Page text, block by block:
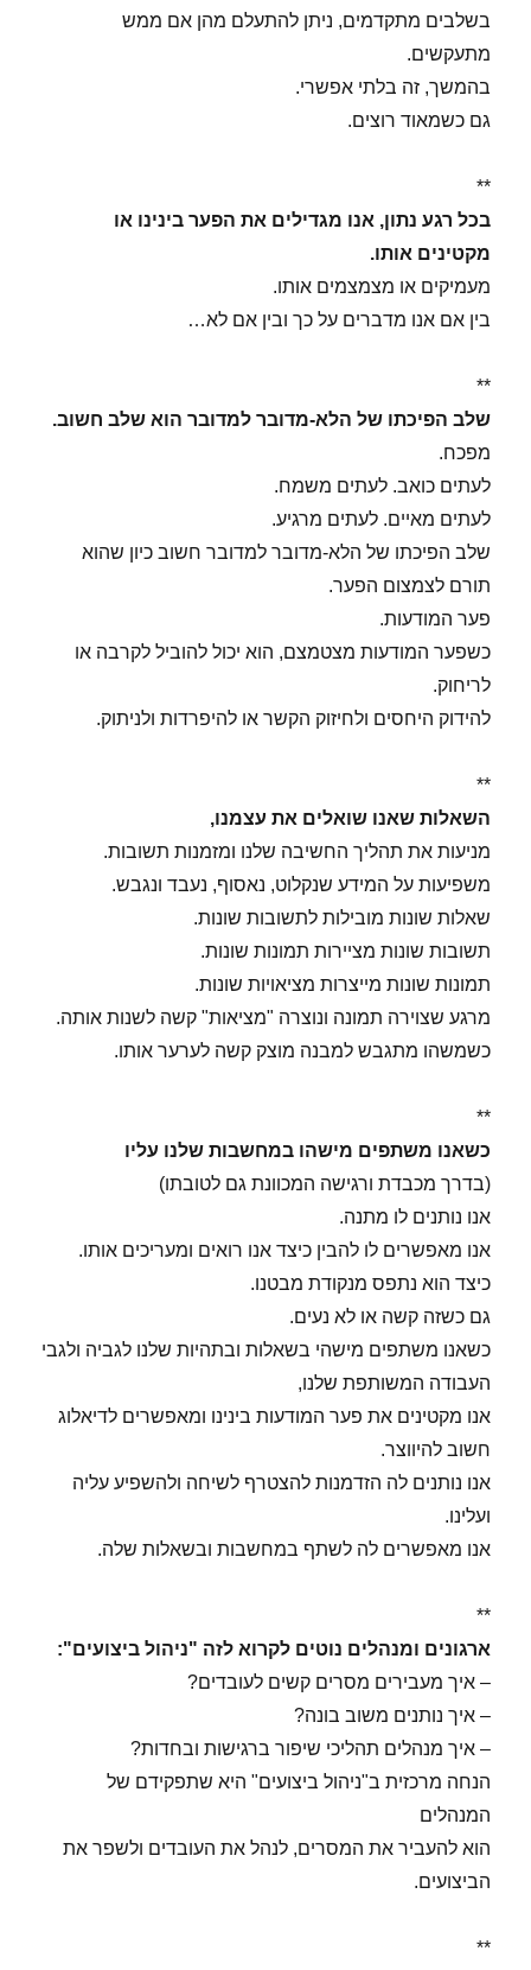
בשלבים מתקדמים, ניתן להתעלם מהן אם ממש
מתעקשים.
בהמשך, זה בלתי אפשרי.
גם כשמאוד רוצים.
**
בכל רגע נתון, אנו מגדילים את הפער בינינו או
מקטינים אותו.
מעמיקים או מצמצמים אותו.
בין אם אנו מדברים על כך ובין אם לא…
**
שלב הפיכתו של הלא-מדובר למדובר הוא שלב חשוב.
מפכח.
לעתים כואב. לעתים משמח.
לעתים מאיים. לעתים מרגיע.
שלב הפיכתו של הלא-מדובר למדובר חשוב כיון שהוא
תורם לצמצום הפער.
פער המודעות.
כשפער המודעות מצטמצם, הוא יכול להוביל לקרבה או
לריחוק.
להידוק היחסים ולחיזוק הקשר או להיפרדות ולניתוק.
**
השאלות שאנו שואלים את עצמנו,
מניעות את תהליך החשיבה שלנו ומזמנות תשובות.
משפיעות על המידע שנקלוט, נאסוף, נעבד ונגבש.
שאלות שונות מובילות לתשובות שונות.
תשובות שונות מציירות תמונות שונות.
תמונות שונות מייצרות מציאויות שונות.
מרגע שצוירה תמונה ונוצרה "מציאות" קשה לשנות אותה.
כשמשהו מתגבש למבנה מוצק קשה לערער אותו.
**
כשאנו משתפים מישהו במחשבות שלנו עליו
(בדרך מכבדת ורגישה המכוונת גם לטובתו)
אנו נותנים לו מתנה.
אנו מאפשרים לו להבין כיצד אנו רואים ומעריכים אותו.
כיצד הוא נתפס מנקודת מבטנו.
גם כשזה קשה או לא נעים.
כשאנו משתפים מישהי בשאלות ובתהיות שלנו לגביה ולגבי
העבודה המשותפת שלנו,
אנו מקטינים את פער המודעות בינינו ומאפשרים לדיאלוג
חשוב להיווצר.
אנו נותנים לה הזדמנות להצטרף לשיחה ולהשפיע עליה
ועלינו.
אנו מאפשרים לה לשתף במחשבות ובשאלות שלה.
**
ארגונים ומנהלים נוטים לקרוא לזה "ניהול ביצועים":
– איך מעבירים מסרים קשים לעובדים?
– איך נותנים משוב בונה?
– איך מנהלים תהליכי שיפור ברגישות ובחדות?
הנחה מרכזית ב"ניהול ביצועים" היא שתפקידם של
המנהלים
הוא להעביר את המסרים, לנהל את העובדים ולשפר את
הביצועים.
**